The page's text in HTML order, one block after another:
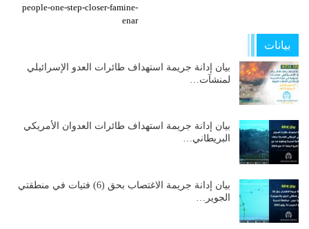
people-one-step-closer-famine-
enar
بيانات
بيان إدانة جريمة استهداف طائرات العدو الإسرائيلي
لمنشآت…
بيان إدانة جريمة استهداف طائرات العدوان الأمريكي
البريطاني…
بيان إدانة جريمة الاغتصاب بحق (6) فتيات في منطقتي
الجوير…